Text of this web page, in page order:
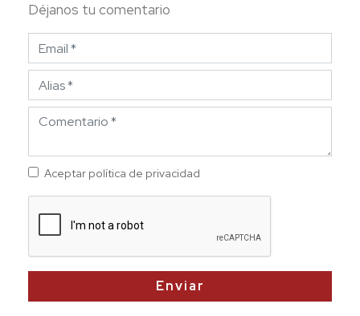
Déjanos tu comentario
Aceptar política de privacidad
Enviar